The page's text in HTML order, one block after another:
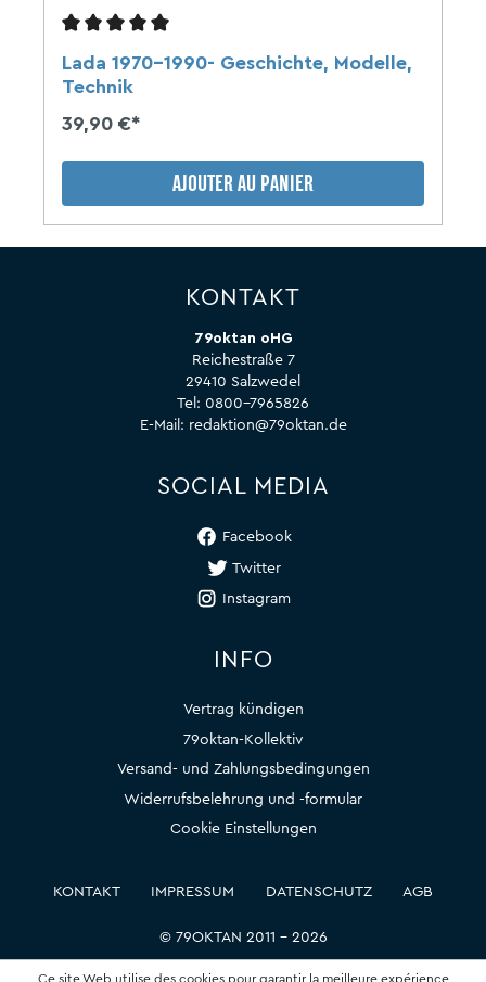
Lada 1970-1990- Geschichte, Modelle,
Technik
39,90 €*
AJOUTER AU PANIER
KONTAKT
79oktan oHG
Reichestraße 7
29410 Salzwedel
Tel: 0800-7965826
E-Mail: redaktion@79oktan.de
SOCIAL MEDIA
Facebook
Twitter
Instagram
INFO
Vertrag kündigen
79oktan-Kollektiv
Versand- und Zahlungsbedingungen
Widerrufsbelehrung und -formular
Cookie Einstellungen
© 79OKTAN 2011 – 2026
KONTAKT IMPRESSUM DATENSCHUTZ AGB
Ce site Web utilise des cookies pour garantir la meilleure expérience